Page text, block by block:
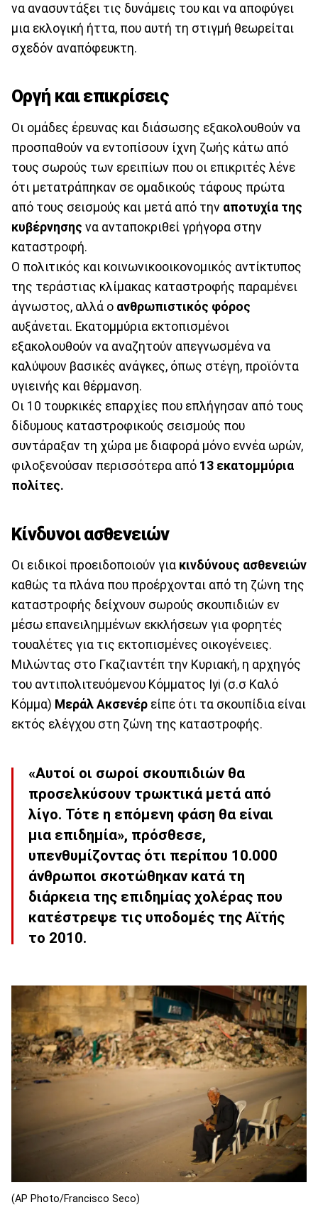
να ανασυντάξει τις δυνάμεις του και να αποφύγει
μια εκλογική ήττα, που αυτή τη στιγμή θεωρείται
σχεδόν αναπόφευκτη.
Οργή και επικρίσεις
Οι ομάδες έρευνας και διάσωσης εξακολουθούν να
προσπαθούν να εντοπίσουν ίχνη ζωής κάτω από
τους σωρούς των ερειπίων που οι επικριτές λένε
ότι μετατράπηκαν σε ομαδικούς τάφους πρώτα
από τους σεισμούς και μετά από την αποτυχία της
κυβέρνησης να ανταποκριθεί γρήγορα στην
καταστροφή.
Ο πολιτικός και κοινωνικοοικονομικός αντίκτυπος
της τεράστιας κλίμακας καταστροφής παραμένει
άγνωστος, αλλά ο ανθρωπιστικός φόρος
αυξάνεται. Εκατομμύρια εκτοπισμένοι
εξακολουθούν να αναζητούν απεγνωσμένα να
καλύψουν βασικές ανάγκες, όπως στέγη, προϊόντα
υγιεινής και θέρμανση.
Οι 10 τουρκικές επαρχίες που επλήγησαν από τους
δίδυμους καταστροφικούς σεισμούς που
συντάραξαν τη χώρα με διαφορά μόνο εννέα ωρών,
φιλοξενούσαν περισσότερα από 13 εκατομμύρια
πολίτες.
Κίνδυνοι ασθενειών
Οι ειδικοί προειδοποιούν για κινδύνους ασθενειών
καθώς τα πλάνα που προέρχονται από τη ζώνη της
καταστροφής δείχνουν σωρούς σκουπιδιών εν
μέσω επανειλημμένων εκκλήσεων για φορητές
τουαλέτες για τις εκτοπισμένες οικογένειες.
Μιλώντας στο Γκαζιαντέπ την Κυριακή, η αρχηγός
του αντιπολιτευόμενου Κόμματος Iyi (σ.σ Καλό
Κόμμα) Μεράλ Ακσενέρ είπε ότι τα σκουπίδια είναι
εκτός ελέγχου στη ζώνη της καταστροφής.
«Αυτοί οι σωροί σκουπιδιών θα
προσελκύσουν τρωκτικά μετά από
λίγο. Τότε η επόμενη φάση θα είναι
μια επιδημία», πρόσθεσε,
υπενθυμίζοντας ότι περίπου 10.000
άνθρωποι σκοτώθηκαν κατά τη
διάρκεια της επιδημίας χολέρας που
κατέστρεψε τις υποδομές της Αϊτής
το 2010.
(AP Photo/Francisco Seco)